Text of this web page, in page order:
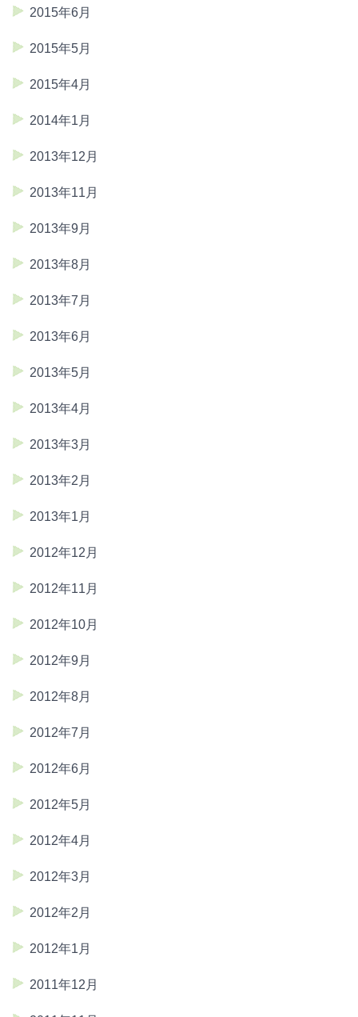
2015年6月
2015年5月
2015年4月
2014年1月
2013年12月
2013年11月
2013年9月
2013年8月
2013年7月
2013年6月
2013年5月
2013年4月
2013年3月
2013年2月
2013年1月
2012年12月
2012年11月
2012年10月
2012年9月
2012年8月
2012年7月
2012年6月
2012年5月
2012年4月
2012年3月
2012年2月
2012年1月
2011年12月